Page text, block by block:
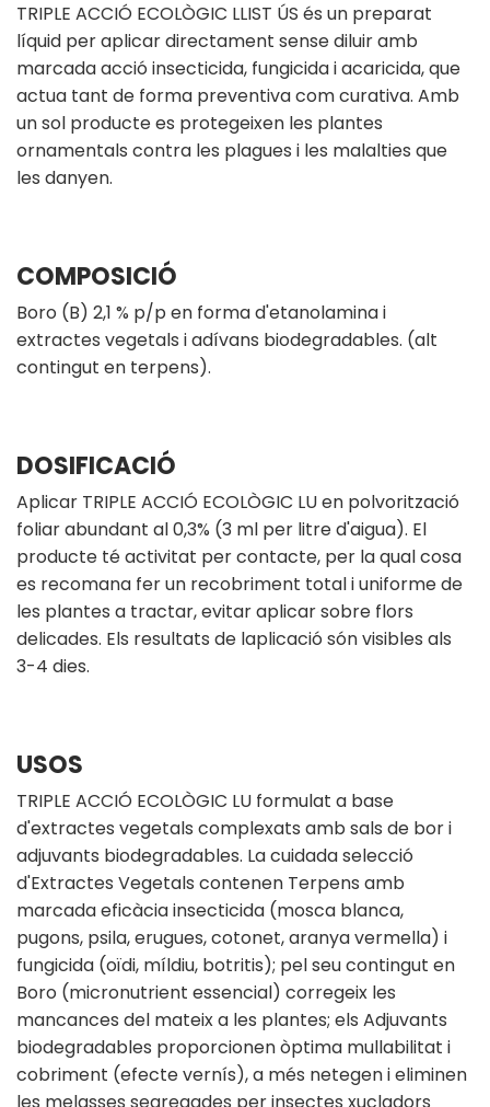
TRIPLE ACCIÓ ECOLÒGIC LLIST ÚS és un preparat
líquid per aplicar directament sense diluir amb
marcada acció insecticida, fungicida i acaricida, que
actua tant de forma preventiva com curativa. Amb
un sol producte es protegeixen les plantes
ornamentals contra les plagues i les malalties que
les danyen.
COMPOSICIÓ
Boro (B) 2,1 % p/p en forma d'etanolamina i
extractes vegetals i adívans biodegradables. (alt
contingut en terpens).
DOSIFICACIÓ
Aplicar TRIPLE ACCIÓ ECOLÒGIC LU en polvorització
foliar abundant al 0,3% (3 ml per litre d'aigua). El
producte té activitat per contacte, per la qual cosa
es recomana fer un recobriment total i uniforme de
les plantes a tractar, evitar aplicar sobre flors
delicades. Els resultats de laplicació són visibles als
3-4 dies.
USOS
TRIPLE ACCIÓ ECOLÒGIC LU formulat a base
d'extractes vegetals complexats amb sals de bor i
adjuvants biodegradables. La cuidada selecció
d'Extractes Vegetals contenen Terpens amb
marcada eficàcia insecticida (mosca blanca,
pugons, psila, erugues, cotonet, aranya vermella) i
fungicida (oïdi, míldiu, botritis); pel seu contingut en
Boro (micronutrient essencial) corregeix les
mancances del mateix a les plantes; els Adjuvants
biodegradables proporcionen òptima mullabilitat i
cobriment (efecte vernís), a més netegen i eliminen